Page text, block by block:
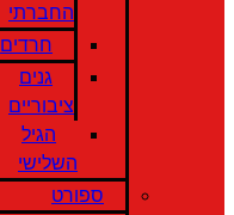
החברתי
חרדים
גנים
ציבוריים
הגיל
השלישי
ספורט